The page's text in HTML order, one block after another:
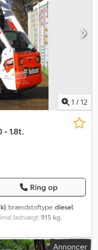
mm, tipbelastning: 1.308
skydesideruder,
(bagpå), BOBCAT
løfte- og transportøjer.
– alle omkring 98 %.
skovl ca. 2.502 mm),
mm. Pris er nettobeløb til
Finansiering mulig /
betales kun
1 / 12
- 1.8t.
Ring op
, brændstoftype:diesel,
lastvægt:915 kg,
, akslekonfiguration:2
Annoncer